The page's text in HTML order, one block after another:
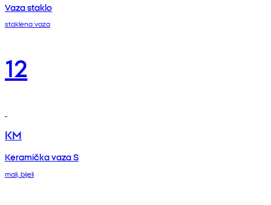
Vaza staklo
staklena vaza
12
KM
Keramička vaza S
mali, bijeli